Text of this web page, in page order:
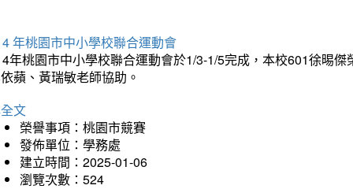
年桃園市中小學校聯合運動會
年桃園市中小學校聯合運動會於1/3-1/5完成，本校601徐晹
蘋、黃瑞敏老師協助。
文
榮譽事項：桃園市競賽
發佈單位：學務處
建立時間：2025-01-06
瀏覽次數：524